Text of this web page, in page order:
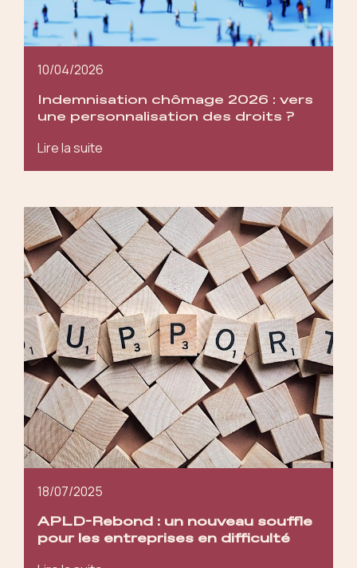
10/04/2026
Indemnisation chômage 2026 : vers
une personnalisation des droits ?
Lire la suite
18/07/2025
APLD-Rebond : un nouveau souffle
pour les entreprises en difficulté